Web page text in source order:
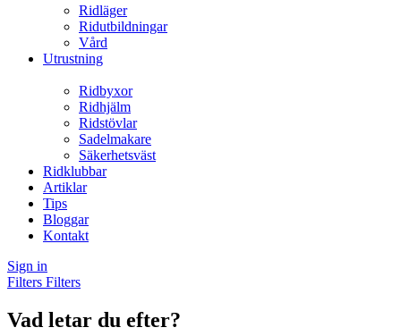
Ridläger
Ridutbildningar
Vård
Utrustning
Ridbyxor
Ridhjälm
Ridstövlar
Sadelmakare
Säkerhetsväst
Ridklubbar
Artiklar
Tips
Bloggar
Kontakt
Sign in
Filters Filters
Vad letar du efter?